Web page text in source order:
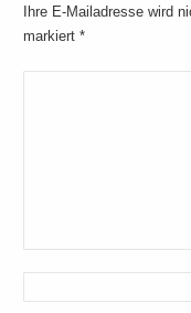
Ihre E-Mailadresse wird
markiert*